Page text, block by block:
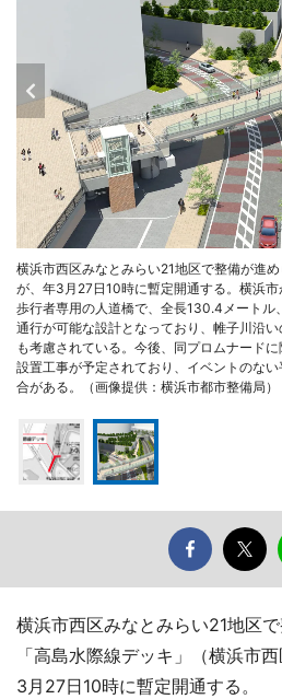
横浜市西区みなとみらい21地区で整備が進
が、年3月27日10時に暫定開通する。横浜
歩行者専用の人道橋で、全長130.4メート
通行が可能な設計となっており、帷子川沿
も考慮されている。今後、同プロムナード
設置工事が予定されており、イベントのな
合がある。（画像提供：横浜市都市整備局）
横浜市西区みなとみらい21地区
「高島水際線デッキ」（横浜市
3月27日10時に暫定開通する。